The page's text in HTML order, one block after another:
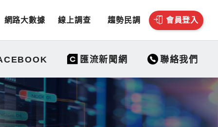
網路大數據 線上調查 趨勢民調 會員登入
匯流新聞網 聯絡我們